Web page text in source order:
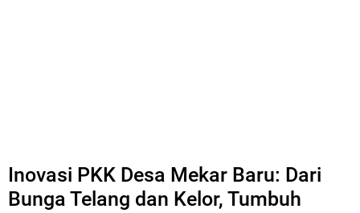
Inovasi PKK Desa Mekar Baru: Dari
Bunga Telang dan Kelor, Tumbuh